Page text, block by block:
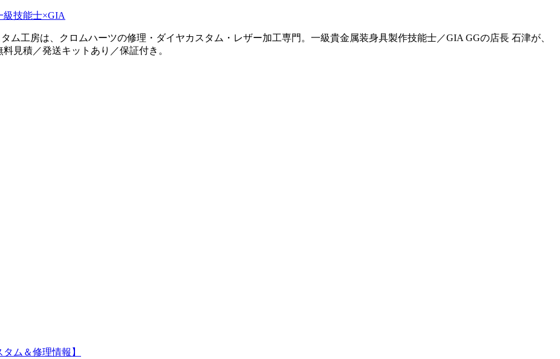
工房は、クロムハーツの修理・ダイヤカスタム・レザー加工専門。一級貴金属装身具製作技能士／GIA GGの店長 石津が、
見積／発送キットあり／保証付き。
ム＆修理情報】